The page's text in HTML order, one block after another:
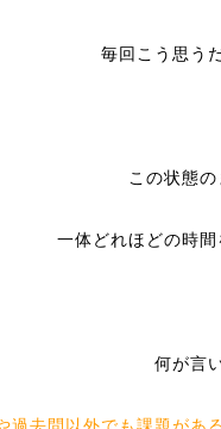
毎回こう思う
この状態
一体どれほどの時
何が言